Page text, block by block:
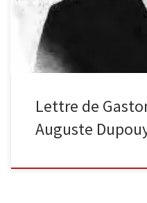
Lettre de
Auguste